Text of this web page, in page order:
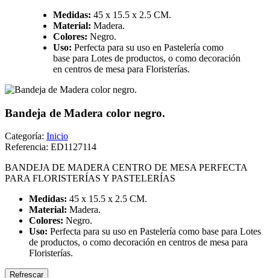
Medidas: 45 x 15.5 x 2.5 CM.
Material: Madera.
Colores: Negro.
Uso: Perfecta para su uso en Pastelería como
base para Lotes de productos, o como decoración
en centros de mesa para Floristerías.
Bandeja de Madera color negro.
Categoría: Inicio
Referencia: ED1127114
BANDEJA DE MADERA CENTRO DE MESA PERFECTA
PARA FLORISTERÍAS Y PASTELERÍAS
Medidas: 45 x 15.5 x 2.5 CM.
Material: Madera.
Colores: Negro.
Uso: Perfecta para su uso en Pastelería como base para Lotes
de productos, o como decoración en centros de mesa para
Floristerías.